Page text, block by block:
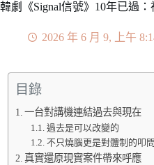
韓劇《Signal信號》10年已過
2026 年 6 月 9, 上午
目錄
一台對講機連結過去與現在
過去是可以改變的
不只燒腦更是對體制的叩問
真實還原現實案件帶來呼應